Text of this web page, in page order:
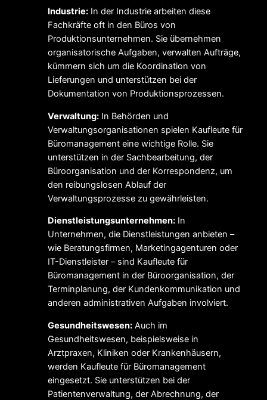
Industrie: In der Industrie arbeiten diese
Fachkräfte oft in den Büros von
Produktionsunternehmen. Sie übernehmen
organisatorische Aufgaben, verwalten Aufträge,
kümmern sich um die Koordination von
Lieferungen und unterstützen bei der
Dokumentation von Produktionsprozessen.
Verwaltung: In Behörden und
Verwaltungsorganisationen spielen Kaufleute für
Büromanagement eine wichtige Rolle. Sie
unterstützen in der Sachbearbeitung, der
Büroorganisation und der Korrespondenz, um
den reibungslosen Ablauf der
Verwaltungsprozesse zu gewährleisten.
Dienstleistungsunternehmen: In
Unternehmen, die Dienstleistungen anbieten –
wie Beratungsfirmen, Marketingagenturen oder
IT-Dienstleister – sind Kaufleute für
Büromanagement in der Büroorganisation, der
Terminplanung, der Kundenkommunikation und
anderen administrativen Aufgaben involviert.
Gesundheitswesen: Auch im
Gesundheitswesen, beispielsweise in
Arztpraxen, Kliniken oder Krankenhäusern,
werden Kaufleute für Büromanagement
eingesetzt. Sie unterstützen bei der
Patientenverwaltung, der Abrechnung, der